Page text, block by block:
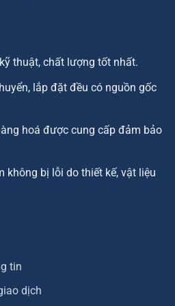
thuật, chất lượng tốt nhất.
lắp đặt đều có nguồn gốc
hoá được cung cấp đảm bảo
không bị lỗi do thiết kế, vật liệu
tin
dịch